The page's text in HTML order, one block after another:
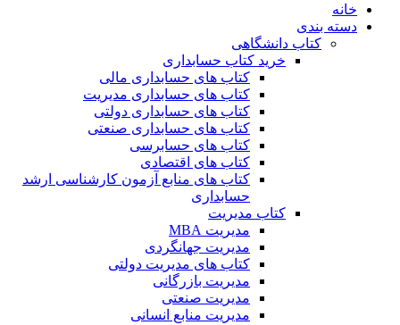
خانه
دسته بندی
کتاب دانشگاهی
خرید کتاب حسابداری
کتاب های حسابداری مالی
کتاب های حسابداری مدیریت
کتاب های حسابداری دولتی
کتاب های حسابداری صنعتی
کتاب های حسابرسی
کتاب های اقتصادی
کتاب های منابع آزمون کارشناسی ارشد
حسابداری
کتاب مدیریت
مدیریت MBA
مدیریت جهانگردی
کتاب های مدیریت دولتی
مدیریت بازرگانی
مدیریت صنعتی
مدیریت منابع انسانی